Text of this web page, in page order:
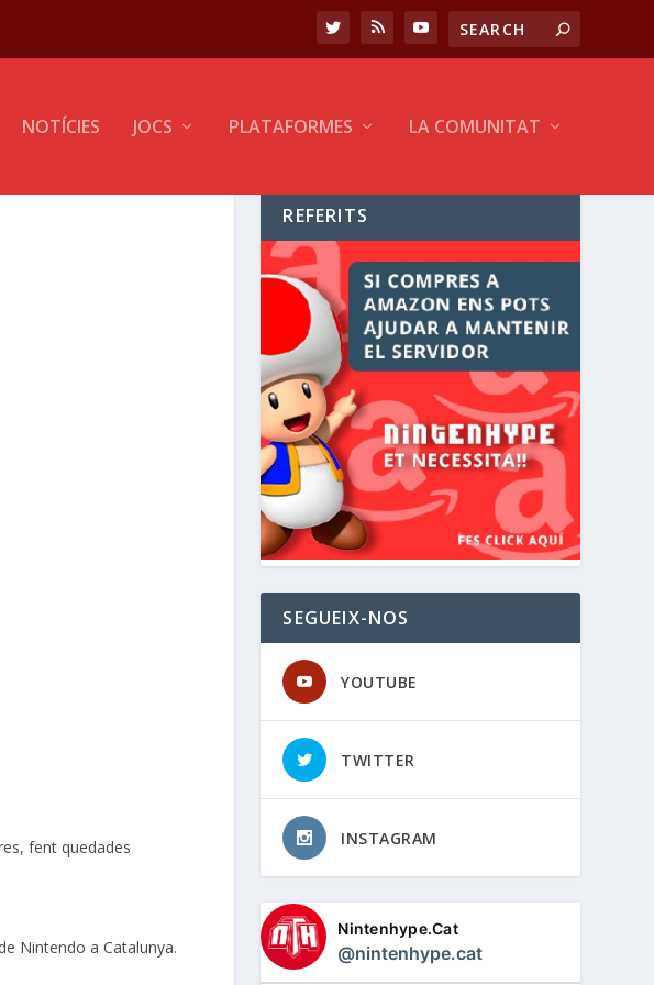
NOTÍCIES JOCS PLATAFORMES LA COMUNITAT
fent quedades
Nintendo a Catalunya.
REFERITS
SEGUEIX-NOS
YOUTUBE
TWITTER
INSTAGRAM
Nintenhype.Cat
@nintenhype.cat